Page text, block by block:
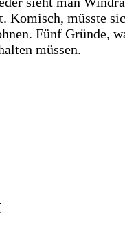
Komisch, müsste
Fünf Gründe,
müssen.